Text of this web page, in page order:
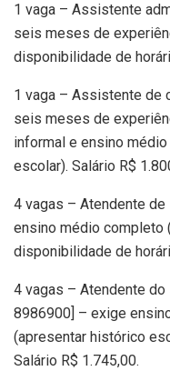
1 vaga – Assistente
seis meses de
disponibilidade de
1 vaga – Assistente de
seis meses de
informal e ensino
escolar). Salário R$
4 vagas – Atendente
ensino médio completo
disponibilidade de
4 vagas – Atendente
8986900] – exige
(apresentar histórico
Salário R$ 1.745,00.